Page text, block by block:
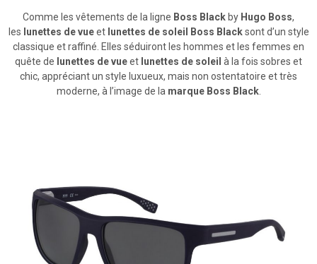
Comme les vêtements de la ligne Boss Black by Hugo Boss,
les lunettes de vueetlunettes de soleil Boss Blacksont d’un style
classique et raffiné. Elles séduiront les hommes et les femmes en
quête de lunettes de vueet lunettes de soleil à la fois sobres et
chic, appréciant un style luxueux, mais non ostentatoire et très
moderne, à l’image de la marque Boss Black.